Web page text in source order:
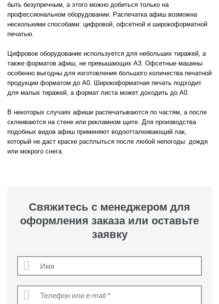
быть безупречным, а этого можно добиться только на
профессиональном оборудовании. Распечатка афиш возможна
несколькими способами: цифровой, офсетной и широкоформатной
печатью.
Цифровое оборудование используется для небольших тиражей, а
также форматов афиш, не превышающих А3. Офсетные машины
особенно выгодны для изготовления большого количества печатной
продукции форматом до А0. Широкоформатная печать подходит
для малых тиражей, а формат листа может доходить до А0.
В некоторых случаях афиши распечатываются по частям, а после
склеиваются на стене или рекламном щите. Для производства
подобных видов афиш применяют водоотталкивающий лак,
который не даст краске расплыться после любой непогоды: дождя
или мокрого снега.
Свяжитесь с менеджером для
оформления заказа или оставьте
заявку